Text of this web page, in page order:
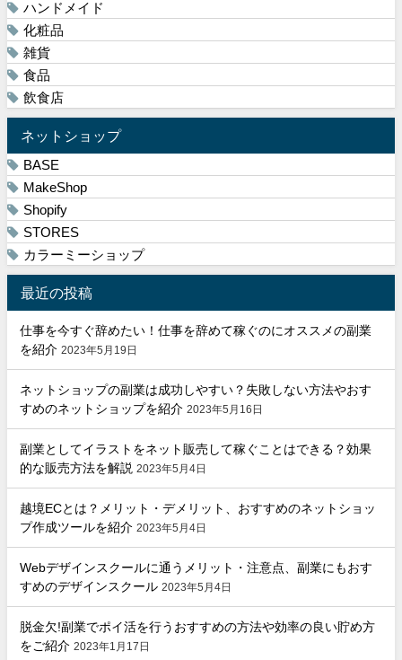
ハンドメイド
化粧品
雑貨
食品
飲食店
ネットショップ
BASE
MakeShop
Shopify
STORES
カラーミーショップ
最近の投稿
仕事を今すぐ辞めたい！仕事を辞めて稼ぐのにオススメの副業
を紹介 2023年5月19日
ネットショップの副業は成功しやすい？失敗しない方法やおす
すめのネットショップを紹介 2023年5月16日
副業としてイラストをネット販売して稼ぐことはできる？効果
的な販売方法を解説 2023年5月4日
越境ECとは？メリット・デメリット、おすすめのネットショッ
プ作成ツールを紹介 2023年5月4日
Webデザインスクールに通うメリット・注意点、副業にもおす
すめのデザインスクール 2023年5月4日
脱金欠!副業でポイ活を行うおすすめの方法や効率の良い貯め方
をご紹介 2023年1月17日